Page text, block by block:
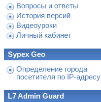
Вопросы и ответы
История версий
Видеоуроки
Личный кабинет
Sypex Geo
Определение города
посетителя по IP-адресу
L7 Admin Guard